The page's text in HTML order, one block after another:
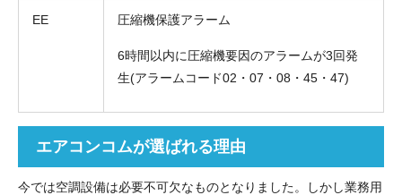
EE 圧縮機保護アラーム
6時間以内に圧縮機要因のアラームが3回発
生(アラームコード02・07・08・45・47)
エアコンコムが選ばれる理由
今では空調設備は必要不可欠なものとなりました。しかし業務用